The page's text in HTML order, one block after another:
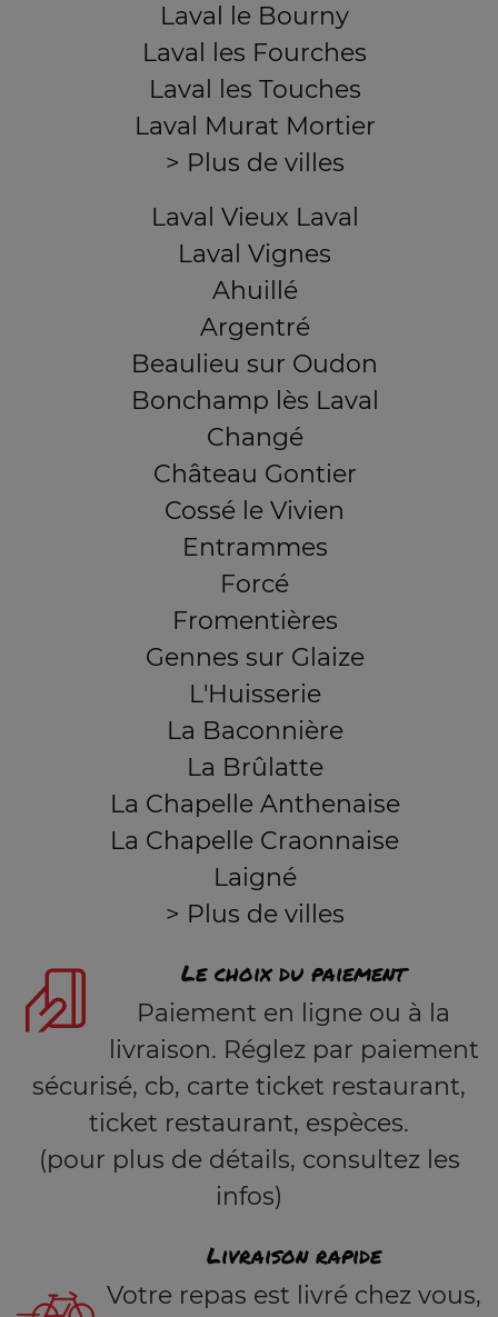
Laval le Bourny
Laval les Fourches
Laval les Touches
Laval Murat Mortier
> Plus de villes
Laval Vieux Laval
Laval Vignes
Ahuillé
Argentré
Beaulieu sur Oudon
Bonchamp lès Laval
Changé
Château Gontier
Cossé le Vivien
Entrammes
Forcé
Fromentières
Gennes sur Glaize
L'Huisserie
La Baconnière
La Brûlatte
La Chapelle Anthenaise
La Chapelle Craonnaise
Laigné
> Plus de villes
Le choix du paiement
Paiement en ligne ou à la
livraison. Réglez par paiement
sécurisé, cb, carte ticket restaurant,
ticket restaurant, espèces.
(pour plus de détails, consultez les
infos)
Livraison rapide
Votre repas est livré chez vous,